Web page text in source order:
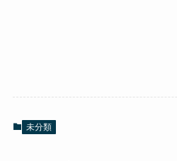
未分類